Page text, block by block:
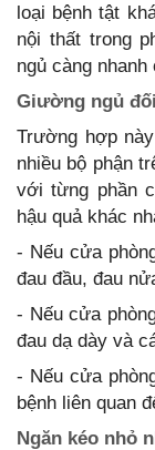
loại bệnh tật
nội thất trong
ngủ càng nhanh
Giường ngủ
Trường hợp
nhiều bộ phận
với từng phần
hậu quả khác
- Nếu cửa
đau đầu, đau
- Nếu cửa
đau dạ dày và
- Nếu cửa
bệnh liên quan
Ngăn kéo nhỏ